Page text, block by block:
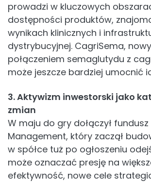
prowadzi w kluczowych
dostępności produktów,
wynikach klinicznych i
dystrybucyjnej. CagriSema,
połączeniem semaglutydu z
może jeszcze bardziej umocnić
3. Aktywizm inwestorski jako
zmian
W maju do gry dołączył
Management, który zaczął
w spółce tuż po ogłoszeniu
może oznaczać presję na
efektywność, nowe cele